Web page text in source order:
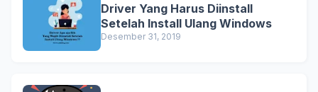
Driver Yang Harus Diinstall
Setelah Install Ulang Windows
Desember 31, 2019